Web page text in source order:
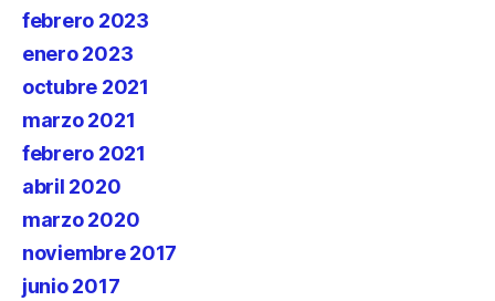
febrero 2023
enero 2023
octubre 2021
marzo 2021
febrero 2021
abril 2020
marzo 2020
noviembre 2017
junio 2017